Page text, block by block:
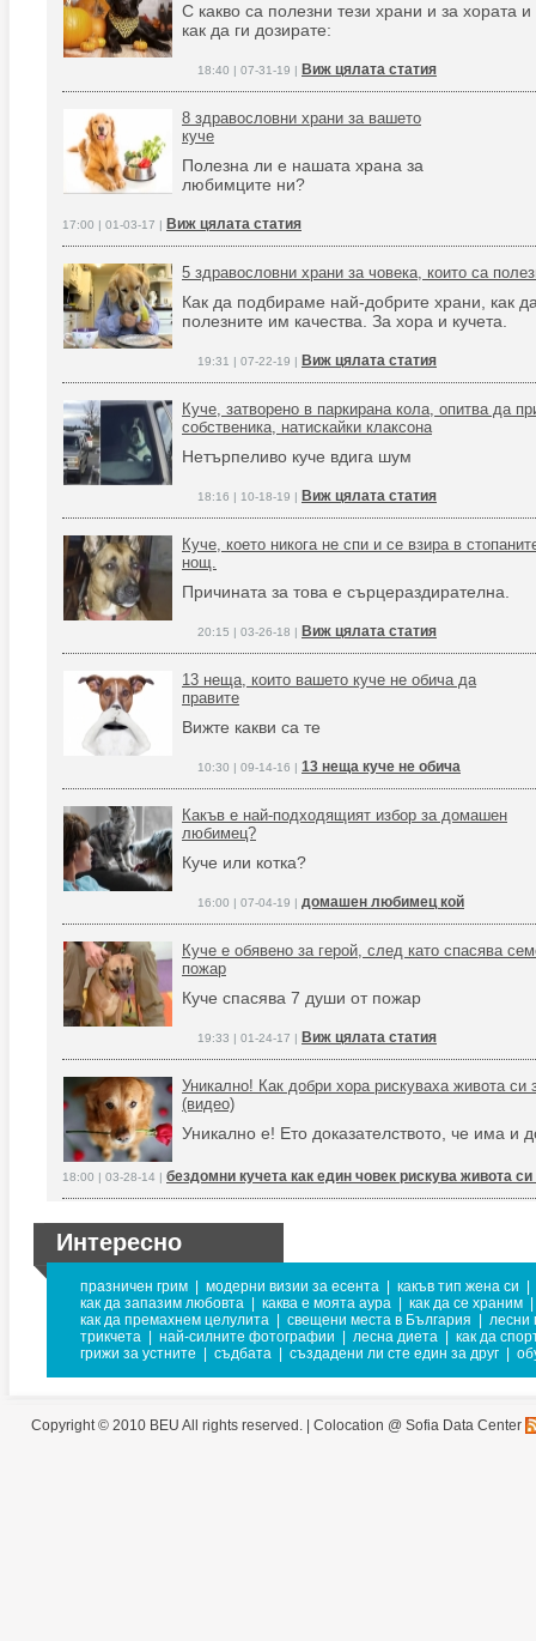
С какво са полезни тези храни и за хората и
как да ги дозирате:
18:40 | 07-31-19 | Виж цялата статия
8 здравословни храни за вашето
куче
Полезна ли е нашата храна за
любимците ни?
17:00 | 01-03-17 | Виж цялата статия
5 здравословни храни за човека, които са
Как да подбираме най-добрите храни, как
полезните им качества. За хора и кучета.
19:31 | 07-22-19 | Виж цялата статия
Куче, затворено в паркирана кола, опитва да
собственика, натискайки клаксона
Нетърпеливо куче вдига шум
18:16 | 10-18-19 | Виж цялата статия
Куче, което никога не спи и се взира в
нощ.
Причината за това е сърцераздирателна.
20:15 | 03-26-18 | Виж цялата статия
13 неща, които вашето куче не обича да
правите
Вижте какви са те
10:30 | 09-14-16 | 13 неща куче не обича
Какъв е най-подходящият избор за домашен
любимец?
Куче или котка?
16:00 | 07-04-19 | домашен любимец кой
Куче е обявено за герой, след като спасява
пожар
Куче спасява 7 души от пожар
19:33 | 01-24-17 | Виж цялата статия
Уникално! Как добри хора рискуваха живота си
(видео)
Уникално е! Ето доказателството, че има и
18:00 | 03-28-14 | бездомни кучета как един човек рискува живота
Интересно
празничен грим модерни визии за есента какъв тип жена си
как да запазим любовта
каква е моята аура как да се храним
как да премахнем целулита
свещени места в България
лесни
трикчета
най-силните фотографии лесна диета
как да
грижи за устните
съдбата създадени ли сте един за друг
Copyright © 2010 BEU All rights reserved. | Colocation @ Sofia Data Center